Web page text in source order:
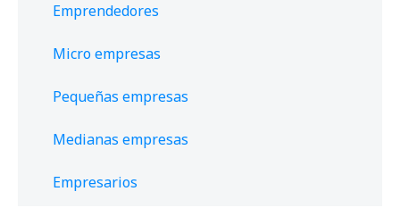
Emprendedores
Micro empresas
Pequeñas empresas
Medianas empresas
Empresarios